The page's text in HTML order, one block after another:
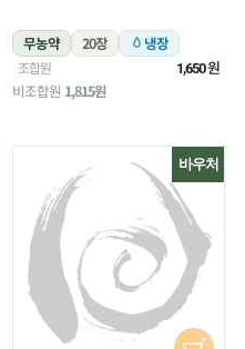
무농약 20장 냉장
조합원 1,650원
비조합원 1,815원
바우처